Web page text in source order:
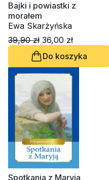
Bajki i powiastki z
morałem
Ewa Skarżyńska
39,90 zł 36,00 zł
Do koszyka
Spotkania z Maryją